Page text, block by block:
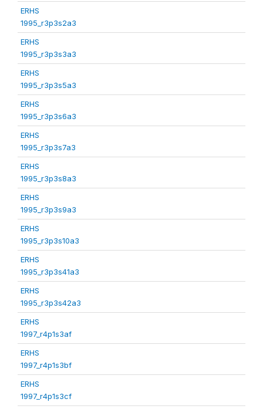
ERHS
1995_r3p3s2a3
ERHS
1995_r3p3s3a3
ERHS
1995_r3p3s5a3
ERHS
1995_r3p3s6a3
ERHS
1995_r3p3s7a3
ERHS
1995_r3p3s8a3
ERHS
1995_r3p3s9a3
ERHS
1995_r3p3s10a3
ERHS
1995_r3p3s41a3
ERHS
1995_r3p3s42a3
ERHS
1997_r4p1s3af
ERHS
1997_r4p1s3bf
ERHS
1997_r4p1s3cf